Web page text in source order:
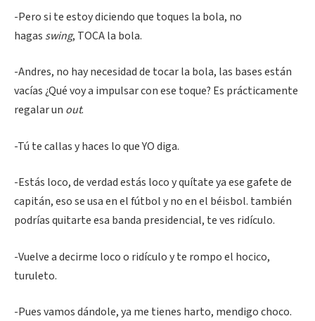
-Pero si te estoy diciendo que toques la bola, no
hagas swing, TOCA la bola.
-Andres, no hay necesidad de tocar la bola, las bases están
vacías ¿Qué voy a impulsar con ese toque? Es prácticamente
regalar un out.
-Tú te callas y haces lo que YO diga.
-Estás loco, de verdad estás loco y quítate ya ese gafete de
capitán, eso se usa en el fútbol y no en el béisbol. también
podrías quitarte esa banda presidencial, te ves ridículo.
-Vuelve a decirme loco o ridículo y te rompo el hocico,
turuleto.
-Pues vamos dándole, ya me tienes harto, mendigo choco.